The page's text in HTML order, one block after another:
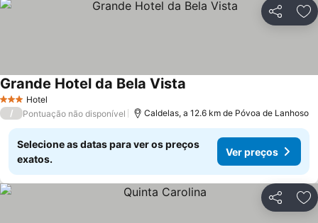
Partilhar
3 EstrelasHotel
Grande Hotel da Bela Vista
/ Pontuação não disponível Caldelas, a 12.6 km de Póvoa de Lanhoso
Selecione as datas para ver os preços
exatos.
Ver preços
Partilhar